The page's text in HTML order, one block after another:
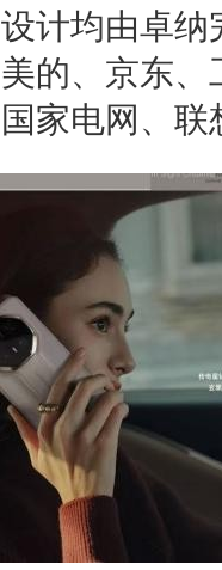
计均由卓
的、京东
家电网、